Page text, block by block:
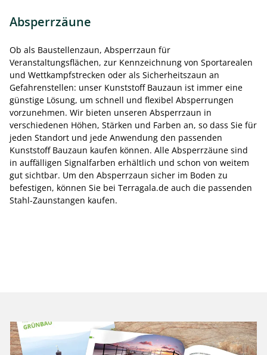
Absperrzäune
Ob als Baustellenzaun, Absperrzaun für
Veranstaltungsflächen, zur Kennzeichnung von Sportarealen
und Wettkampfstrecken oder als Sicherheitszaun an
Gefahrenstellen: unser Kunststoff Bauzaun ist immer eine
günstige Lösung, um schnell und flexibel Absperrungen
vorzunehmen. Wir bieten unseren Absperrzaun in
verschiedenen Höhen, Stärken und Farben an, so dass Sie für
jeden Standort und jede Anwendung den passenden
Kunststoff Bauzaun kaufen können. Alle Absperrzäune sind
in auffälligen Signalfarben erhältlich und schon von weitem
gut sichtbar. Um den Absperrzaun sicher im Boden zu
befestigen, können Sie bei Terragala.de auch die passenden
Stahl-Zaunstangen kaufen.